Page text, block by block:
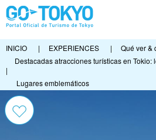
INICIO | EXPERIENCES | Qué ver &
Destacadas atracciones turísticas en
|
Lugares emblemáticos